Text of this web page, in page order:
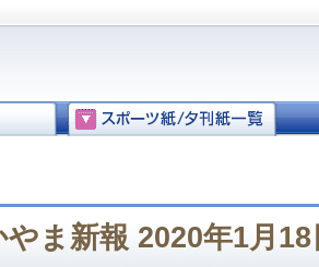
やま新報 2020年1月18